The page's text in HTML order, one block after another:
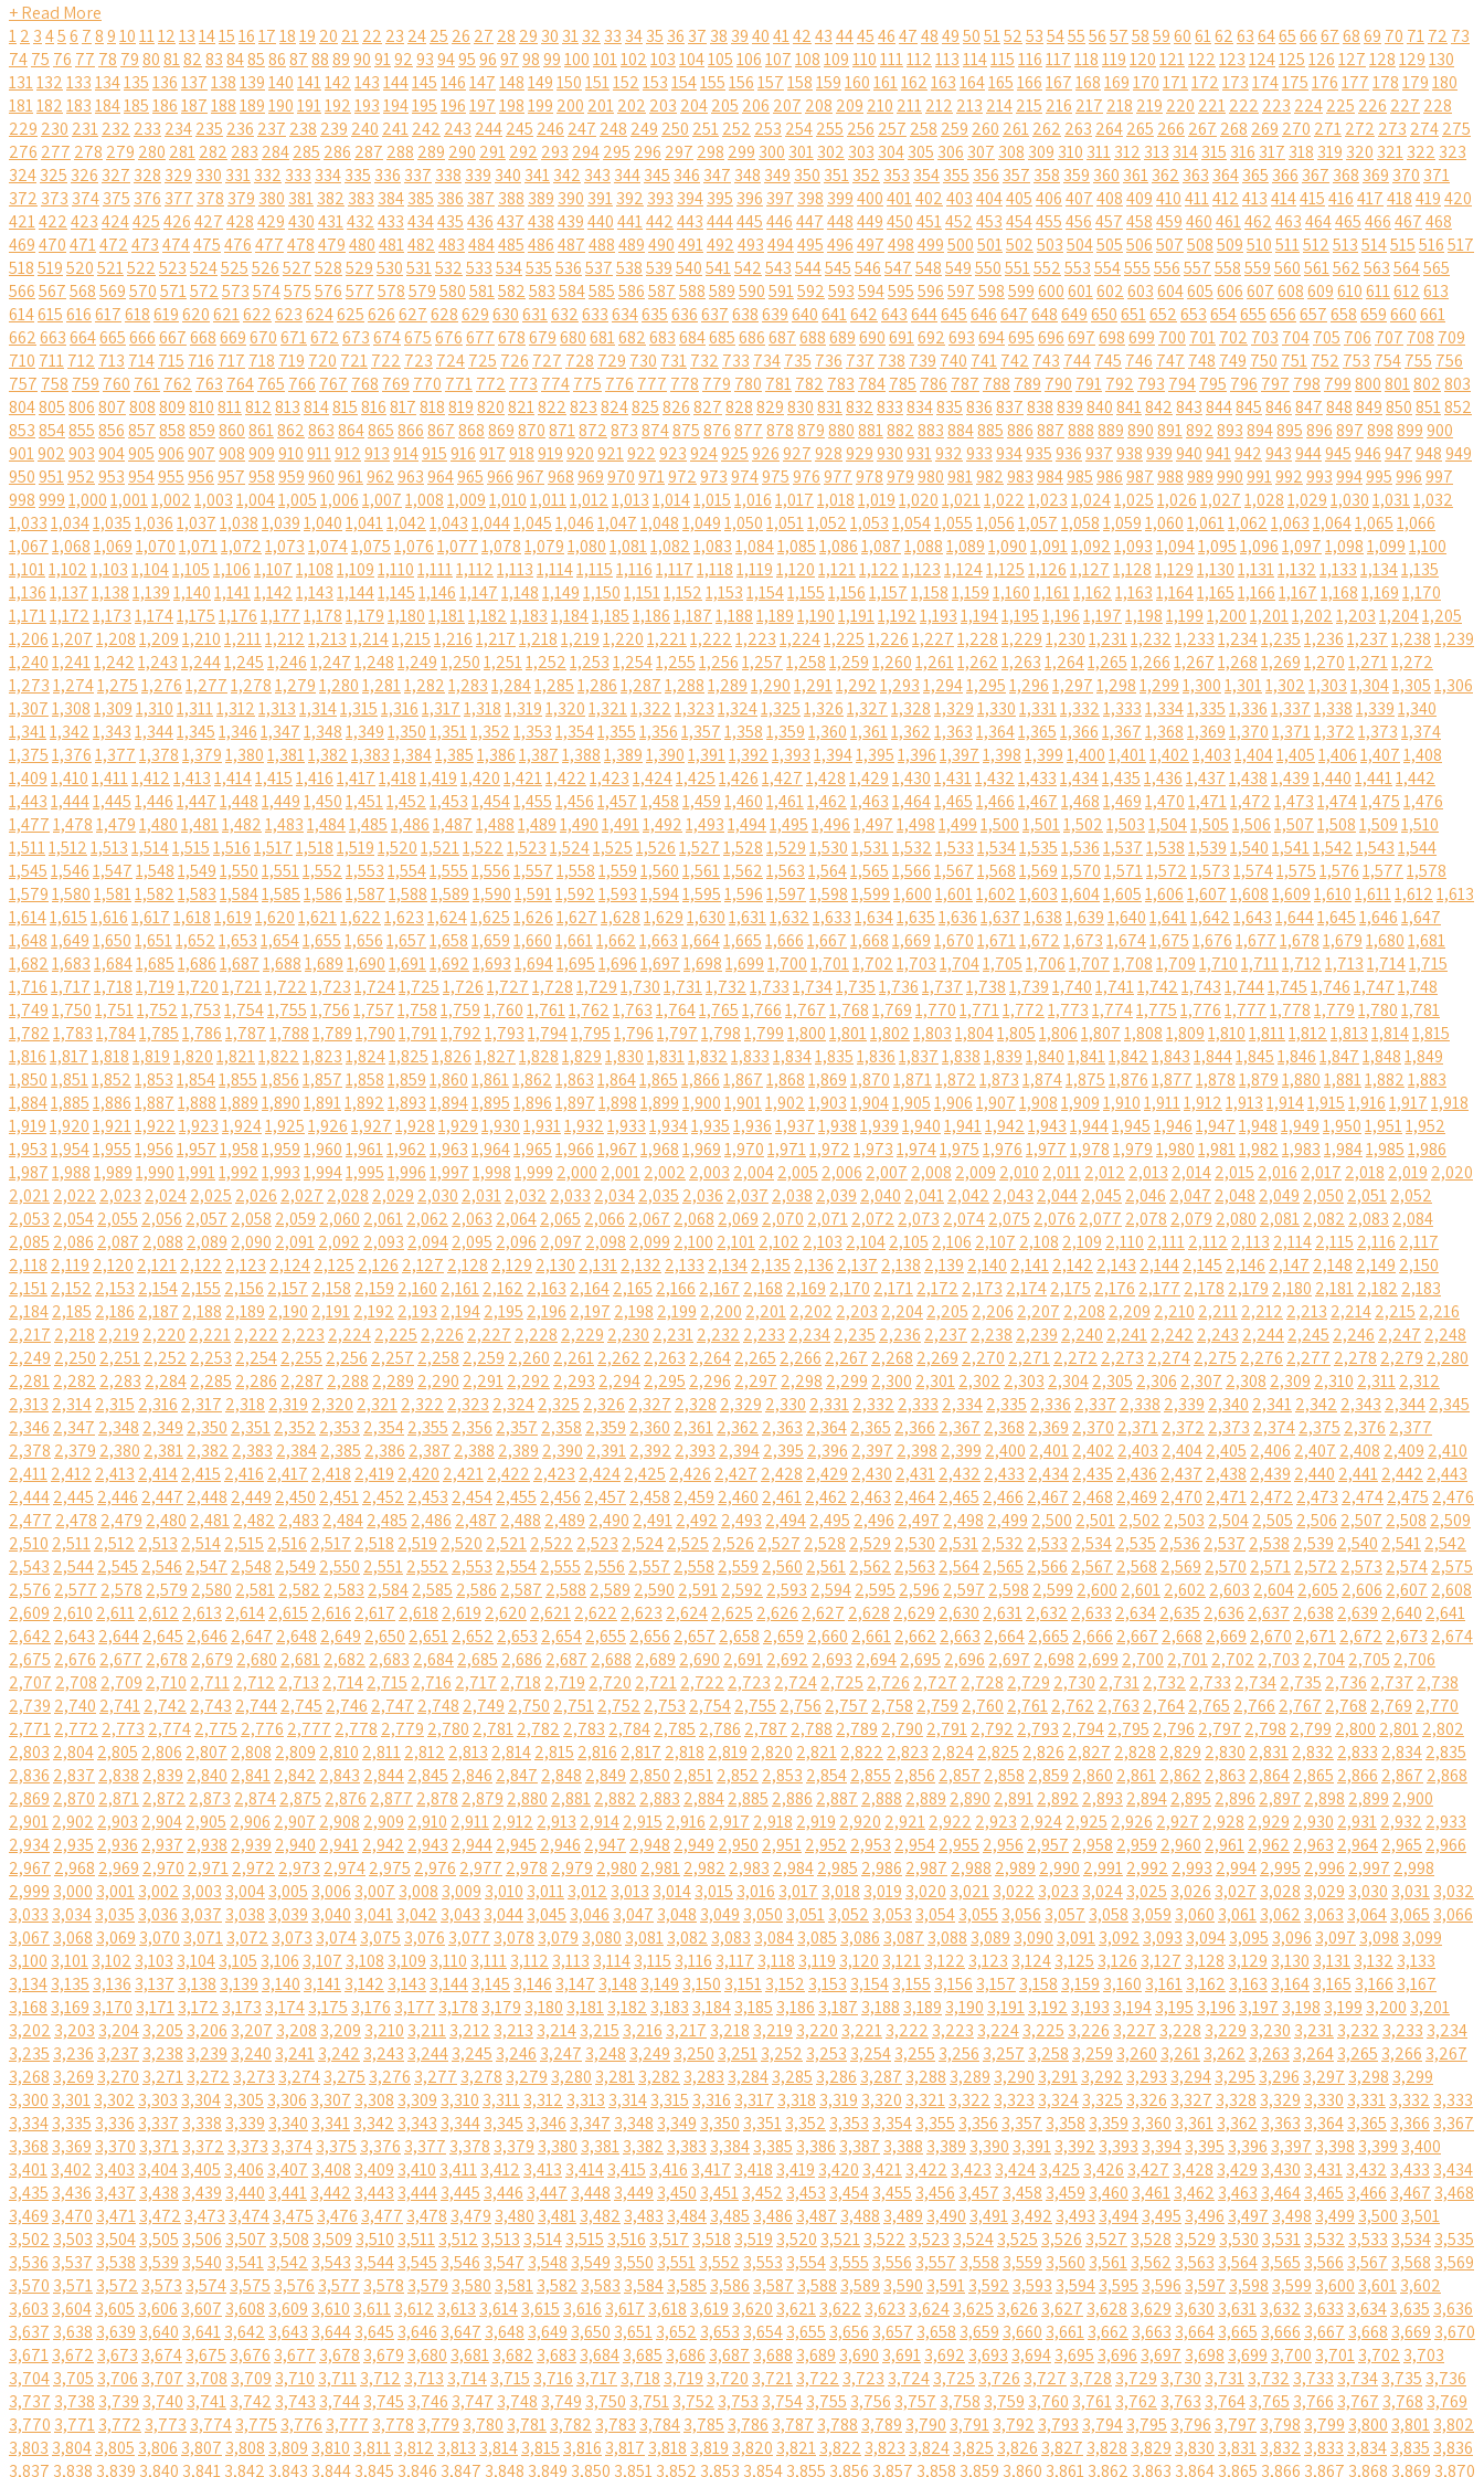
+ Read More
12 3456 78910111213141516171819 20 2122 23 2425 26 27 28 29 30 3132 33 3435 36 37 38 39404142434445464748495051525354555657585960616263646566676869 70 7172 73
7475 76 77 78 798081828384858687888990919293949596979899100101102103104105106107108109110111112113114115116117118119120121122123124125126127128129130
131132133134135136137138139140141142143144145146147148149150151152153154155156157158159160161162163164165166167168169170171172173174175176177178179180
181182183184185186187188189190191192193194195196197198199 200 201202 203 204205 206 207 208 209 210 211212 213 214215 216 217 218 219 220 221222 223 224225 226 227 228
229 230 231232 233 234235 236 237 238 239 240 241242 243 244245 246 247 248 249 250 251252 253 254255 256 257 258 259 260 261262 263 264265 266 267 268 269 270 271272 273 274275
276 277 278 279 280 281282 283 284285 286 287 288 289 290 291292 293 294295 296 297 298 299 300 301302 303 304305 306 307 308 309 310 311312 313 314315 316 317 318 319 320 321322 323
324325 326 327 328 329 330 331332 333 334335 336 337 338 339 340 341342 343 344345 346 347 348 349 350 351352 353 354355 356 357 358 359 360 361362 363 364365 366 367 368 369 370 371
372 373 374375 376 377 378 379 380 381382 383 384385 386 387 388 389 390 391392 393 394395 396 397 398 399400401402403404405406407408409410411412413414415416417418419420
421422423424425426427428429430431432433434435436437438439440441442443444445446447448449450451452453454455456457458459460461462463464465466467468
469470471472473474475476477478479480481482483484485486487488489490491492493494495496497498499500501502503504505506507508509510511512513514515516517
518519520521522523524525526527528529530531532533534535536537538539540541542543544545546547548549550551552553554555556557558559560561562563564565
566567568569570571572573574575576577578579580581582583584585586587588589590591592593594595596597598599600601602603604605606607608609610611612613
614615616617618619620621622623624625626627628629630631632633634635636637638639640641642643644645646647648649650651652653654655656657658659660661
662663664665666667668669670671672673674675676677678679680681682683684685686687688689690691692693694695696697698699 700 701702 703 704705 706 707 708 709
710 711712 713 714715 716 717 718 719 720 721722 723 724725 726 727 728 729 730 731732 733 734735 736 737 738 739 740 741742 743 744745 746 747 748 749 750 751752 753 754755 756
757 758 759 760 761762 763 764765 766 767 768 769 770 771772 773 774775 776 777 778 779 780 781782 783 784785 786 787 788 789 790 791792 793 794795 796 797 798 799800801802803
804805806807808809810811812813814815816817818819820821822823824825826827828829830831832833834835836837838839840841842843844845846847848849850851852
853854855856857858859860861862863864865866867868869870871872873874875876877878879880881882883884885886887888889890891892893894895896897898899900
901902903904905906907908909910911912913914915916917918919920921922923924925926927928929930931932933934935936937938939940941942943944945946947948949
950951952953954955956957958959960961962963964965966967968969970971972973974975976977978979980981982983984985986987988989990991992993994995996997
9989991,0001,0011,0021,0031,0041,0051,0061,0071,0081,0091,0101,0111,0121,0131,0141,0151,0161,0171,0181,0191,0201,0211,0221,0231,0241,0251,0261,0271,0281,0291,0301,0311,032
1,0331,0341,0351,0361,0371,0381,0391,0401,0411,0421,0431,0441,0451,0461,0471,0481,0491,0501,0511,0521,0531,0541,0551,0561,0571,0581,0591,0601,0611,0621,0631,0641,0651,066
1,0671,0681,0691,0701,0711,0721,0731,0741,0751,0761,0771,0781,0791,0801,0811,0821,0831,0841,0851,0861,0871,0881,0891,0901,0911,0921,0931,0941,0951,0961,0971,0981,0991,100
1,1011,1021,1031,1041,1051,1061,1071,1081,1091,1101,1111,1121,1131,1141,1151,1161,1171,1181,1191,1201,1211,1221,1231,1241,1251,1261,1271,1281,1291,1301,1311,1321,1331,1341,135
1,1361,1371,1381,1391,1401,1411,1421,1431,1441,1451,1461,1471,1481,1491,1501,1511,1521,1531,1541,1551,1561,1571,1581,1591,1601,1611,1621,1631,1641,1651,1661,1671,1681,1691,170
1,1711,1721,1731,1741,1751,1761,1771,1781,1791,1801,1811,1821,1831,1841,1851,1861,1871,1881,1891,1901,1911,1921,1931,1941,1951,1961,1971,1981,1991,2001,2011,2021,2031,2041,205
1,2061,2071,2081,2091,2101,2111,2121,2131,2141,2151,2161,2171,2181,2191,2201,2211,2221,2231,2241,2251,2261,2271,2281,2291,2301,2311,2321,2331,2341,2351,2361,2371,2381,239
1,2401,2411,2421,2431,2441,2451,2461,2471,2481,2491,2501,2511,2521,2531,2541,2551,2561,2571,2581,2591,2601,2611,2621,2631,2641,2651,2661,2671,2681,2691,2701,2711,272
1,2731,2741,2751,2761,2771,2781,2791,2801,2811,2821,2831,2841,2851,2861,2871,2881,2891,2901,2911,2921,2931,2941,2951,2961,2971,2981,2991,3001,3011,3021,3031,3041,3051,306
1,3071,3081,3091,3101,3111,3121,3131,3141,3151,3161,3171,3181,3191,3201,3211,3221,3231,3241,3251,3261,3271,3281,3291,3301,3311,3321,3331,3341,3351,3361,3371,3381,3391,340
1,3411,3421,3431,3441,3451,3461,3471,3481,3491,3501,3511,3521,3531,3541,3551,3561,3571,3581,3591,3601,3611,3621,3631,3641,3651,3661,3671,3681,3691,3701,3711,3721,3731,374
1,3751,3761,3771,3781,3791,3801,3811,3821,3831,3841,3851,3861,3871,3881,3891,3901,3911,3921,3931,3941,3951,3961,3971,3981,3991,4001,4011,4021,4031,4041,4051,4061,4071,408
1,4091,4101,4111,4121,4131,4141,4151,4161,4171,4181,4191,4201,4211,4221,4231,4241,4251,4261,4271,4281,4291,4301,4311,4321,4331,4341,4351,4361,4371,4381,4391,4401,4411,442
1,4431,4441,4451,4461,4471,4481,4491,4501,4511,4521,4531,4541,4551,4561,4571,4581,4591,4601,4611,4621,4631,4641,4651,4661,4671,4681,4691,4701,4711,4721,4731,4741,4751,476
1,4771,4781,4791,4801,4811,4821,4831,4841,4851,4861,4871,4881,4891,4901,4911,4921,4931,4941,4951,4961,4971,4981,4991,5001,5011,5021,5031,5041,5051,5061,5071,5081,5091,510
1,5111,5121,5131,5141,5151,5161,5171,5181,5191,5201,5211,5221,5231,5241,5251,5261,5271,5281,5291,5301,5311,5321,5331,5341,5351,5361,5371,5381,5391,5401,5411,5421,5431,544
1,5451,5461,5471,5481,5491,5501,5511,5521,5531,5541,5551,5561,5571,5581,5591,5601,5611,5621,5631,5641,5651,5661,5671,5681,5691,5701,5711,5721,5731,5741,5751,5761,5771,578
1,5791,5801,5811,5821,5831,5841,5851,5861,5871,5881,5891,5901,5911,5921,5931,5941,5951,5961,5971,5981,5991,6001,6011,6021,6031,6041,6051,6061,6071,6081,6091,6101,6111,6121,613
1,6141,6151,6161,6171,6181,6191,6201,6211,6221,6231,6241,6251,6261,6271,6281,6291,6301,6311,6321,6331,6341,6351,6361,6371,6381,6391,6401,6411,6421,6431,6441,6451,6461,647
1,6481,6491,6501,6511,6521,6531,6541,6551,6561,6571,6581,6591,6601,6611,6621,6631,6641,6651,6661,6671,6681,6691,6701,6711,6721,6731,6741,6751,6761,6771,6781,6791,6801,681
1,6821,6831,6841,6851,6861,6871,6881,6891,6901,6911,6921,6931,6941,6951,6961,6971,6981,6991,7001,7011,7021,7031,7041,7051,7061,7071,7081,7091,7101,7111,7121,7131,7141,715
1,7161,7171,7181,7191,7201,7211,7221,7231,7241,7251,7261,7271,7281,7291,7301,7311,7321,7331,7341,7351,7361,7371,7381,7391,7401,7411,7421,7431,7441,7451,7461,7471,748
1,7491,7501,7511,7521,7531,7541,7551,7561,7571,7581,7591,7601,7611,7621,7631,7641,7651,7661,7671,7681,7691,7701,7711,7721,7731,7741,7751,7761,7771,7781,7791,7801,781
1,7821,7831,7841,7851,7861,7871,7881,7891,7901,7911,7921,7931,7941,7951,7961,7971,7981,7991,8001,8011,8021,8031,8041,8051,8061,8071,8081,8091,8101,8111,8121,8131,8141,815
1,8161,8171,8181,8191,8201,8211,8221,8231,8241,8251,8261,8271,8281,8291,8301,8311,8321,8331,8341,8351,8361,8371,8381,8391,8401,8411,8421,8431,8441,8451,8461,8471,8481,849
1,8501,8511,8521,8531,8541,8551,8561,8571,8581,8591,8601,8611,8621,8631,8641,8651,8661,8671,8681,8691,8701,8711,8721,8731,8741,8751,8761,8771,8781,8791,8801,8811,8821,883
1,8841,8851,8861,8871,8881,8891,8901,8911,8921,8931,8941,8951,8961,8971,8981,8991,9001,9011,9021,9031,9041,9051,9061,9071,9081,9091,9101,9111,9121,9131,9141,9151,9161,9171,918
1,9191,9201,9211,9221,9231,9241,9251,9261,9271,9281,9291,9301,9311,9321,9331,9341,9351,9361,9371,9381,9391,9401,9411,9421,9431,9441,9451,9461,9471,9481,9491,9501,9511,952
1,9531,9541,9551,9561,9571,9581,9591,9601,9611,9621,9631,9641,9651,9661,9671,9681,9691,9701,9711,9721,9731,9741,9751,9761,9771,9781,9791,9801,9811,9821,9831,9841,9851,986
1,9871,9881,9891,9901,9911,9921,9931,9941,9951,9961,9971,9981,999 2,000 2,0012,002 2,003 2,0042,005 2,006 2,007 2,008 2,009 2,010 2,0112,012 2,013 2,0142,015 2,016 2,017 2,018 2,019 2,020
2,0212,022 2,023 2,0242,025 2,026 2,027 2,028 2,029 2,030 2,0312,032 2,033 2,0342,035 2,036 2,037 2,038 2,039 2,040 2,0412,042 2,043 2,0442,045 2,046 2,047 2,048 2,049 2,050 2,0512,052
2,053 2,0542,055 2,056 2,057 2,058 2,059 2,060 2,0612,062 2,063 2,0642,065 2,066 2,067 2,068 2,069 2,070 2,0712,072 2,073 2,0742,075 2,076 2,077 2,078 2,079 2,080 2,0812,082 2,083 2,084
2,085 2,086 2,087 2,088 2,089 2,090 2,0912,092 2,093 2,0942,095 2,096 2,097 2,098 2,099 2,100 2,1012,102 2,103 2,1042,105 2,106 2,107 2,108 2,109 2,110 2,1112,112 2,113 2,1142,115 2,116 2,117
2,118 2,119 2,120 2,1212,122 2,123 2,1242,125 2,126 2,127 2,128 2,129 2,130 2,1312,132 2,133 2,1342,135 2,136 2,137 2,138 2,139 2,140 2,1412,142 2,143 2,1442,145 2,146 2,147 2,148 2,149 2,150
2,1512,152 2,153 2,1542,155 2,156 2,157 2,158 2,159 2,160 2,1612,162 2,163 2,1642,165 2,166 2,167 2,168 2,169 2,170 2,1712,172 2,173 2,1742,175 2,176 2,177 2,178 2,179 2,180 2,1812,182 2,183
2,1842,185 2,186 2,187 2,188 2,189 2,190 2,1912,192 2,193 2,1942,195 2,196 2,197 2,198 2,199 2,200 2,2012,202 2,203 2,2042,205 2,206 2,207 2,208 2,209 2,210 2,2112,212 2,213 2,2142,215 2,216
2,217 2,218 2,219 2,220 2,2212,222 2,223 2,2242,225 2,226 2,227 2,228 2,229 2,230 2,2312,232 2,233 2,2342,235 2,236 2,237 2,238 2,239 2,240 2,2412,242 2,243 2,2442,245 2,246 2,247 2,248
2,249 2,250 2,2512,252 2,253 2,2542,255 2,256 2,257 2,258 2,259 2,260 2,2612,262 2,263 2,2642,265 2,266 2,267 2,268 2,269 2,270 2,2712,272 2,273 2,2742,275 2,276 2,277 2,278 2,279 2,280
2,2812,282 2,283 2,2842,285 2,286 2,287 2,288 2,289 2,290 2,2912,292 2,293 2,2942,295 2,296 2,297 2,298 2,299 2,300 2,3012,302 2,303 2,3042,305 2,306 2,307 2,308 2,309 2,310 2,3112,312
2,313 2,3142,315 2,316 2,317 2,318 2,319 2,320 2,3212,322 2,323 2,3242,325 2,326 2,327 2,328 2,329 2,330 2,3312,332 2,333 2,3342,335 2,336 2,337 2,338 2,339 2,340 2,3412,342 2,343 2,3442,345
2,346 2,347 2,348 2,349 2,350 2,3512,352 2,353 2,3542,355 2,356 2,357 2,358 2,359 2,360 2,3612,362 2,363 2,3642,365 2,366 2,367 2,368 2,369 2,370 2,3712,372 2,373 2,3742,375 2,376 2,377
2,378 2,379 2,380 2,3812,382 2,383 2,3842,385 2,386 2,387 2,388 2,389 2,390 2,3912,392 2,393 2,3942,395 2,396 2,397 2,398 2,399 2,400 2,4012,402 2,403 2,4042,405 2,406 2,407 2,408 2,409 2,410
2,4112,412 2,413 2,4142,415 2,416 2,417 2,418 2,419 2,420 2,4212,422 2,423 2,4242,425 2,426 2,427 2,428 2,429 2,430 2,4312,432 2,433 2,4342,435 2,436 2,437 2,438 2,439 2,440 2,4412,442 2,443
2,4442,445 2,446 2,447 2,448 2,449 2,450 2,4512,452 2,453 2,4542,455 2,456 2,457 2,458 2,459 2,460 2,4612,462 2,463 2,4642,465 2,466 2,467 2,468 2,469 2,470 2,4712,472 2,473 2,4742,475 2,476
2,477 2,478 2,479 2,480 2,4812,482 2,483 2,4842,485 2,486 2,487 2,488 2,489 2,490 2,4912,492 2,493 2,4942,495 2,496 2,497 2,498 2,499 2,500 2,5012,502 2,503 2,5042,505 2,506 2,507 2,508 2,509
2,510 2,5112,512 2,513 2,5142,515 2,516 2,517 2,518 2,519 2,520 2,5212,522 2,523 2,5242,525 2,526 2,527 2,528 2,529 2,530 2,5312,532 2,533 2,5342,535 2,536 2,537 2,538 2,539 2,540 2,5412,542
2,543 2,5442,545 2,546 2,547 2,548 2,549 2,550 2,5512,552 2,553 2,5542,555 2,556 2,557 2,558 2,559 2,560 2,5612,562 2,563 2,5642,565 2,566 2,567 2,568 2,569 2,570 2,5712,572 2,573 2,5742,575
2,576 2,577 2,578 2,579 2,580 2,5812,582 2,583 2,5842,585 2,586 2,587 2,588 2,589 2,590 2,5912,592 2,593 2,5942,595 2,596 2,597 2,598 2,599 2,600 2,6012,602 2,603 2,6042,605 2,606 2,607 2,608
2,609 2,610 2,6112,612 2,613 2,6142,615 2,616 2,617 2,618 2,619 2,620 2,6212,622 2,623 2,6242,625 2,626 2,627 2,628 2,629 2,630 2,6312,632 2,633 2,6342,635 2,636 2,637 2,638 2,639 2,640 2,641
2,642 2,643 2,6442,645 2,646 2,647 2,648 2,649 2,650 2,6512,652 2,653 2,6542,655 2,656 2,657 2,658 2,659 2,660 2,6612,662 2,663 2,6642,665 2,666 2,667 2,668 2,669 2,670 2,6712,672 2,673 2,674
2,675 2,676 2,677 2,678 2,679 2,680 2,6812,682 2,683 2,6842,685 2,686 2,687 2,688 2,689 2,690 2,6912,692 2,693 2,6942,695 2,696 2,697 2,698 2,699 2,700 2,7012,702 2,703 2,7042,705 2,706
2,707 2,708 2,709 2,710 2,7112,712 2,713 2,7142,715 2,716 2,717 2,718 2,719 2,720 2,7212,722 2,723 2,7242,725 2,726 2,727 2,728 2,729 2,730 2,7312,732 2,733 2,7342,735 2,736 2,737 2,738
2,739 2,740 2,7412,742 2,743 2,7442,745 2,746 2,747 2,748 2,749 2,750 2,7512,752 2,753 2,7542,755 2,756 2,757 2,758 2,759 2,760 2,7612,762 2,763 2,7642,765 2,766 2,767 2,768 2,769 2,770
2,7712,772 2,773 2,7742,775 2,776 2,777 2,778 2,779 2,780 2,7812,782 2,783 2,7842,785 2,786 2,787 2,788 2,789 2,790 2,7912,792 2,793 2,7942,795 2,796 2,797 2,798 2,799 2,800 2,8012,802
2,803 2,8042,805 2,806 2,807 2,808 2,809 2,810 2,8112,812 2,813 2,8142,815 2,816 2,817 2,818 2,819 2,820 2,8212,822 2,823 2,8242,825 2,826 2,827 2,828 2,829 2,830 2,8312,832 2,833 2,8342,835
2,836 2,837 2,838 2,839 2,840 2,8412,842 2,843 2,8442,845 2,846 2,847 2,848 2,849 2,850 2,8512,852 2,853 2,8542,855 2,856 2,857 2,858 2,859 2,860 2,8612,862 2,863 2,8642,865 2,866 2,867 2,868
2,869 2,870 2,8712,872 2,873 2,8742,875 2,876 2,877 2,878 2,879 2,880 2,8812,882 2,883 2,8842,885 2,886 2,887 2,888 2,889 2,890 2,8912,892 2,893 2,8942,895 2,896 2,897 2,898 2,899 2,900
2,9012,902 2,903 2,9042,905 2,906 2,907 2,908 2,909 2,910 2,9112,912 2,913 2,9142,915 2,916 2,917 2,918 2,919 2,920 2,9212,922 2,923 2,9242,925 2,926 2,927 2,928 2,929 2,930 2,9312,932 2,933
2,9342,935 2,936 2,937 2,938 2,939 2,940 2,9412,942 2,943 2,9442,945 2,946 2,947 2,948 2,949 2,950 2,9512,952 2,953 2,9542,955 2,956 2,957 2,958 2,959 2,960 2,9612,962 2,963 2,9642,965 2,966
2,967 2,968 2,969 2,970 2,9712,972 2,973 2,9742,975 2,976 2,977 2,978 2,979 2,980 2,9812,982 2,983 2,9842,985 2,986 2,987 2,988 2,989 2,990 2,9912,992 2,993 2,9942,995 2,996 2,997 2,998
2,999 3,000 3,0013,002 3,003 3,0043,005 3,006 3,007 3,008 3,009 3,010 3,0113,012 3,013 3,0143,015 3,016 3,017 3,018 3,019 3,020 3,0213,022 3,023 3,0243,025 3,026 3,027 3,028 3,029 3,030 3,0313,032
3,033 3,0343,035 3,036 3,037 3,038 3,039 3,040 3,0413,042 3,043 3,0443,045 3,046 3,047 3,048 3,049 3,050 3,0513,052 3,053 3,0543,055 3,056 3,057 3,058 3,059 3,060 3,0613,062 3,063 3,0643,065 3,066
3,067 3,068 3,069 3,070 3,0713,072 3,073 3,0743,075 3,076 3,077 3,078 3,079 3,080 3,0813,082 3,083 3,0843,085 3,086 3,087 3,088 3,089 3,090 3,0913,092 3,093 3,0943,095 3,096 3,097 3,098 3,099
3,100 3,1013,102 3,103 3,1043,105 3,106 3,107 3,108 3,109 3,110 3,1113,112 3,113 3,1143,115 3,116 3,117 3,118 3,119 3,120 3,1213,122 3,123 3,1243,125 3,126 3,127 3,128 3,129 3,130 3,1313,132 3,133
3,1343,135 3,136 3,137 3,138 3,139 3,140 3,1413,142 3,143 3,1443,145 3,146 3,147 3,148 3,149 3,150 3,1513,152 3,153 3,1543,155 3,156 3,157 3,158 3,159 3,160 3,1613,162 3,163 3,1643,165 3,166 3,167
3,168 3,169 3,170 3,1713,172 3,173 3,1743,175 3,176 3,177 3,178 3,179 3,180 3,1813,182 3,183 3,1843,185 3,186 3,187 3,188 3,189 3,190 3,1913,192 3,193 3,1943,195 3,196 3,197 3,198 3,199 3,200 3,201
3,202 3,203 3,2043,205 3,206 3,207 3,208 3,209 3,210 3,2113,212 3,213 3,2143,215 3,216 3,217 3,218 3,219 3,220 3,2213,222 3,223 3,2243,225 3,226 3,227 3,228 3,229 3,230 3,2313,232 3,233 3,234
3,235 3,236 3,237 3,238 3,239 3,240 3,2413,242 3,243 3,2443,245 3,246 3,247 3,248 3,249 3,250 3,2513,252 3,253 3,2543,255 3,256 3,257 3,258 3,259 3,260 3,2613,262 3,263 3,2643,265 3,266 3,267
3,268 3,269 3,270 3,2713,272 3,273 3,2743,275 3,276 3,277 3,278 3,279 3,280 3,2813,282 3,283 3,2843,285 3,286 3,287 3,288 3,289 3,290 3,2913,292 3,293 3,2943,295 3,296 3,297 3,298 3,299
3,300 3,3013,302 3,303 3,3043,305 3,306 3,307 3,308 3,309 3,310 3,3113,312 3,313 3,3143,315 3,316 3,317 3,318 3,319 3,320 3,3213,322 3,323 3,3243,325 3,326 3,327 3,328 3,329 3,330 3,3313,332 3,333
3,3343,335 3,336 3,337 3,338 3,339 3,340 3,3413,342 3,343 3,3443,345 3,346 3,347 3,348 3,349 3,350 3,3513,352 3,353 3,3543,355 3,356 3,357 3,358 3,359 3,360 3,3613,362 3,363 3,3643,365 3,366 3,367
3,368 3,369 3,370 3,3713,372 3,373 3,3743,375 3,376 3,377 3,378 3,379 3,380 3,3813,382 3,383 3,3843,385 3,386 3,387 3,388 3,389 3,390 3,3913,392 3,393 3,3943,395 3,396 3,397 3,398 3,399 3,400
3,4013,402 3,403 3,4043,405 3,406 3,407 3,408 3,409 3,410 3,4113,412 3,413 3,4143,415 3,416 3,417 3,418 3,419 3,420 3,4213,422 3,423 3,4243,425 3,426 3,427 3,428 3,429 3,430 3,4313,432 3,433 3,434
3,435 3,436 3,437 3,438 3,439 3,440 3,4413,442 3,443 3,4443,445 3,446 3,447 3,448 3,449 3,450 3,4513,452 3,453 3,4543,455 3,456 3,457 3,458 3,459 3,460 3,4613,462 3,463 3,4643,465 3,466 3,467 3,468
3,469 3,470 3,4713,472 3,473 3,4743,475 3,476 3,477 3,478 3,479 3,480 3,4813,482 3,483 3,4843,485 3,486 3,487 3,488 3,489 3,490 3,4913,492 3,493 3,4943,495 3,496 3,497 3,498 3,499 3,500 3,501
3,502 3,503 3,5043,505 3,506 3,507 3,508 3,509 3,510 3,5113,512 3,513 3,5143,515 3,516 3,517 3,518 3,519 3,520 3,5213,522 3,523 3,5243,525 3,526 3,527 3,528 3,529 3,530 3,5313,532 3,533 3,5343,535
3,536 3,537 3,538 3,539 3,540 3,5413,542 3,543 3,5443,545 3,546 3,547 3,548 3,549 3,550 3,5513,552 3,553 3,5543,555 3,556 3,557 3,558 3,559 3,560 3,5613,562 3,563 3,5643,565 3,566 3,567 3,568 3,569
3,570 3,5713,572 3,573 3,5743,575 3,576 3,577 3,578 3,579 3,580 3,5813,582 3,583 3,5843,585 3,586 3,587 3,588 3,589 3,590 3,5913,592 3,593 3,5943,595 3,596 3,597 3,598 3,599 3,600 3,6013,602
3,603 3,6043,605 3,606 3,607 3,608 3,609 3,610 3,6113,612 3,613 3,6143,615 3,616 3,617 3,618 3,619 3,620 3,6213,622 3,623 3,6243,625 3,626 3,627 3,628 3,629 3,630 3,6313,632 3,633 3,6343,635 3,636
3,637 3,638 3,639 3,640 3,6413,642 3,643 3,6443,645 3,646 3,647 3,648 3,649 3,650 3,6513,652 3,653 3,6543,655 3,656 3,657 3,658 3,659 3,660 3,6613,662 3,663 3,6643,665 3,666 3,667 3,668 3,669 3,670
3,6713,672 3,673 3,6743,675 3,676 3,677 3,678 3,679 3,680 3,6813,682 3,683 3,6843,685 3,686 3,687 3,688 3,689 3,690 3,6913,692 3,693 3,6943,695 3,696 3,697 3,698 3,699 3,700 3,7013,702 3,703
3,7043,705 3,706 3,707 3,708 3,709 3,710 3,7113,712 3,713 3,7143,715 3,716 3,717 3,718 3,719 3,720 3,7213,722 3,723 3,7243,725 3,726 3,727 3,728 3,729 3,730 3,7313,732 3,733 3,7343,735 3,736
3,737 3,738 3,739 3,740 3,7413,742 3,743 3,7443,745 3,746 3,747 3,748 3,749 3,750 3,7513,752 3,753 3,7543,755 3,756 3,757 3,758 3,759 3,760 3,7613,762 3,763 3,7643,765 3,766 3,767 3,768 3,769
3,770 3,7713,772 3,773 3,7743,775 3,776 3,777 3,778 3,779 3,780 3,7813,782 3,783 3,7843,785 3,786 3,787 3,788 3,789 3,790 3,7913,792 3,793 3,7943,795 3,796 3,797 3,798 3,799 3,800 3,8013,802
3,803 3,8043,805 3,806 3,807 3,808 3,809 3,810 3,8113,812 3,813 3,8143,815 3,816 3,817 3,818 3,819 3,820 3,8213,822 3,823 3,8243,825 3,826 3,827 3,828 3,829 3,830 3,8313,832 3,833 3,8343,835 3,836
3,837 3,838 3,839 3,840 3,8413,842 3,843 3,8443,845 3,846 3,847 3,848 3,849 3,850 3,8513,852 3,853 3,8543,855 3,856 3,857 3,858 3,859 3,860 3,8613,862 3,863 3,8643,865 3,866 3,867 3,868 3,869 3,870